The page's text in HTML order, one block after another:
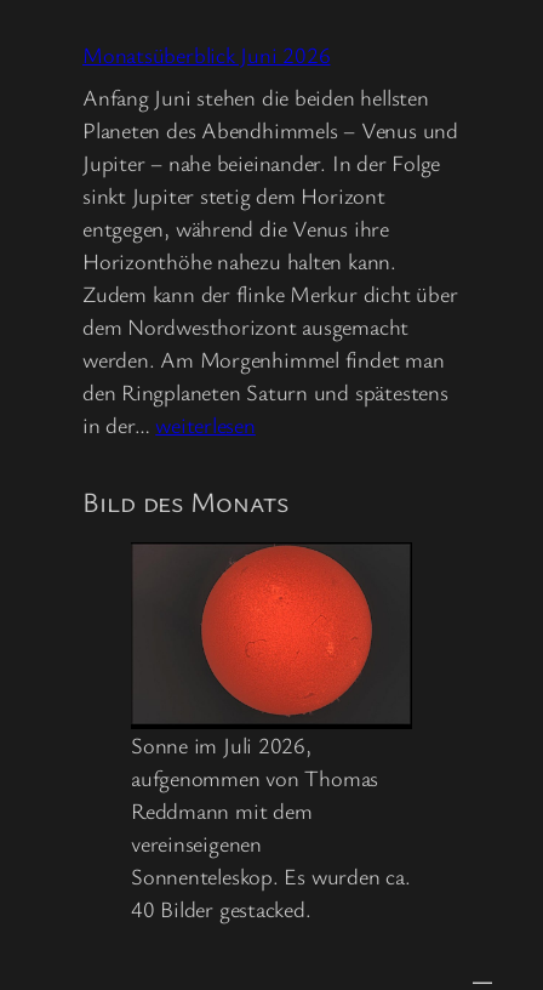
2026
Monatsüberblick Juni 2026
Anfang Juni stehen die beiden hellsten
Planeten des Abendhimmels – Venus und
Jupiter – nahe beieinander. In der Folge
sinkt Jupiter stetig dem Horizont
entgegen, während die Venus ihre
Horizonthöhe nahezu halten kann.
Zudem kann der flinke Merkur dicht über
dem Nordwesthorizont ausgemacht
werden. Am Morgenhimmel findet man
den Ringplaneten Saturn und spätestens
in der…Monatsüberblick
2026
weiterlesen
Bild des Monats
Sonne im Juli 2026,
aufgenommen von Thomas
Reddmann mit dem
vereinseigenen
Sonnenteleskop. Es wurden ca.
40 Bilder gestacked.